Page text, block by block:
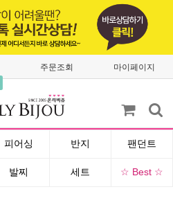
주문조회 마이페이지
피어싱 반지 팬던트
발찌 세트 ☆ Best ☆